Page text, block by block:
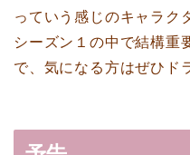
っていう感じのキャラク
シーズン１の中で結構重
で、気になる方はぜひド